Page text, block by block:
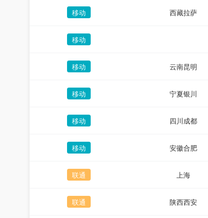
移动 西藏拉萨
移动
移动 云南昆明
移动 宁夏银川
移动 四川成都
移动 安徽合肥
联通 上海
联通 陕西西安